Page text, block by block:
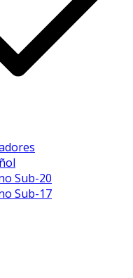
Sub-20
Sub-17